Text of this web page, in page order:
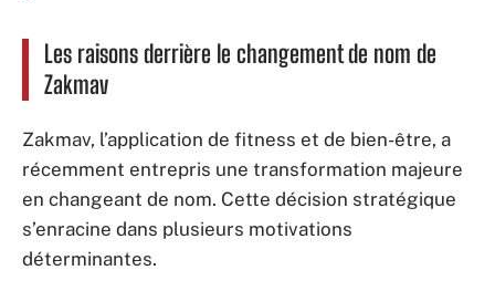
Les raisons derrière le changement de nom de
Zakmav
Zakmav, l’application de fitness et de bien-être, a
récemment entrepris une transformation majeure
en changeant de nom. Cette décision stratégique
s’enracine dans plusieurs motivations
déterminantes.